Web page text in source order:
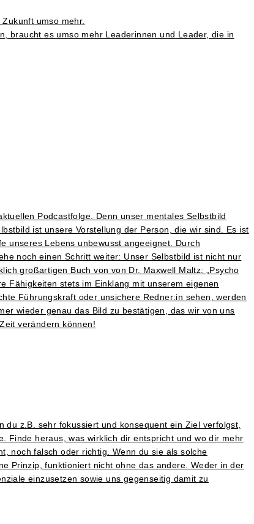
umso mehr.
braucht es umso mehr Leaderinnen und Leader, die in
Podcastfolge. Denn unser mentales Selbstbild
ist unsere Vorstellung der Person, die wir sind. Es ist
unseres Lebens unbewusst angeeignet. Durch
noch einen Schritt weiter: Unser Selbstbild ist nicht nur
großartigen Buch von von Dr. Maxwell Maltz; „Psycho
Fähigkeiten stets im Einklang mit unserem eigenen
Führungskraft oder unsichere Redner:in sehen, werden
wieder genau das Bild zu bestätigen, das wir von uns
verändern können!
z.B. sehr fokussiert und konsequent ein Ziel verfolgst,
Finde heraus, was wirklich dir entspricht und wo dir mehr
noch falsch oder richtig. Wenn du sie als solche
Prinzip, funktioniert nicht ohne das andere. Weder in der
einzusetzen sowie uns gegenseitig damit zu